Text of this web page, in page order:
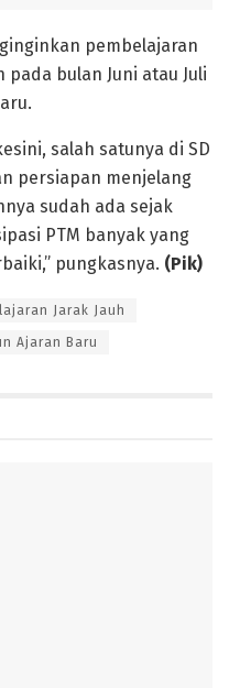
pembelajaran
bulan Juni atau Juli
salah satunya di SD
persiapan menjelang
sudah ada sejak
PTM banyak yang
pungkasnya. (Pik)
Jarak Jauh
Ajaran Baru